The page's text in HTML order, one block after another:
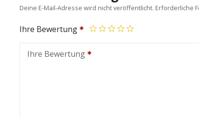
Deine E-Mail-Adresse wird nicht veröffentlicht. Erforderliche
Ihre Bewertung
Ihre Bewertung